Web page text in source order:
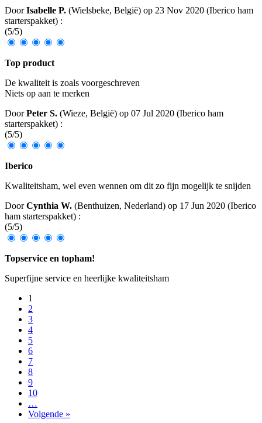
DoorIsabelle P. (Wielsbeke, België) op 23 Nov 2020 (Iberico ham
starterspakket) :
(5/5)
Top product
De kwaliteit is zoals voorgeschreven
Niets op aan te merken
DoorPeter S. (Wieze, België) op 07 Jul 2020 (Iberico ham
starterspakket) :
(5/5)
Iberico
Kwaliteitsham, wel even wennen om dit zo fijn mogelijk te snijden
DoorCynthia W. (Benthuizen, Nederland) op 17 Jun 2020 (Iberico
ham starterspakket) :
(5/5)
Topservice en topham!
Superfijne service en heerlijke kwaliteitsham
1
2
3
4
5
6
7
8
9
10
…
Volgende »